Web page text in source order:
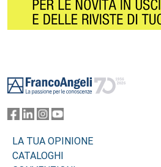
LA TUA OPINIONE
CATALOGHI